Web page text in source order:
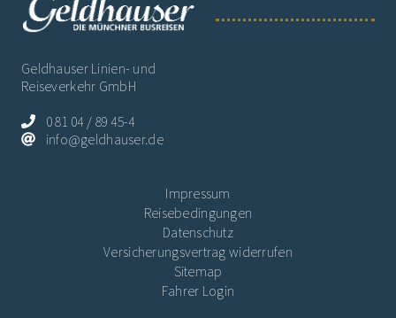
Geldhauser Linien- und
Reiseverkehr GmbH
0 81 04 / 89 45-4
info@geldhauser.de
Impressum
Reisebedingungen
Datenschutz
Versicherungsvertrag widerrufen
Sitemap
Fahrer Login